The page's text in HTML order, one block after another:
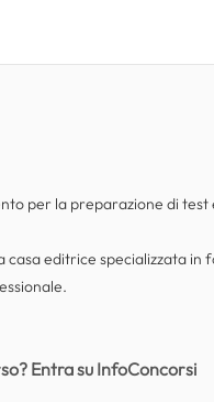
per la preparazione di test
casa editrice specializzata in
Entra su InfoConcorsi